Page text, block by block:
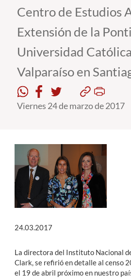
Estudiantes
Alumni
English
Centro de Estudios
Extensión de la
Universidad
Valparaíso en
Viernes 24 de marzo de 2017
24.03.2017
La directora del Instituto Nacional
Clark, se refirió en detalle al censo
el 19 de abril próximo en nuestro